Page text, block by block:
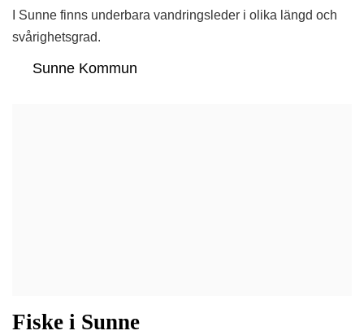
I Sunne finns underbara vandringsleder i olika längd och
svårighetsgrad.
Sunne Kommun
Fiske i Sunne